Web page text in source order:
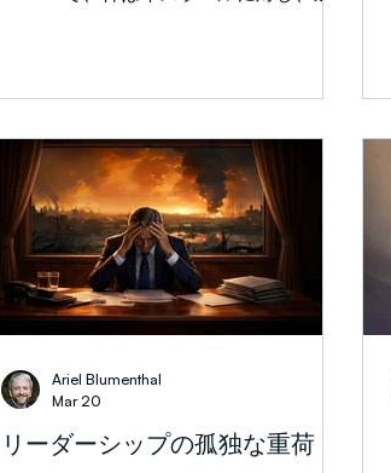
たもう一つの物語が同時に展開されてい
って小麦が熟していく時期を指します。
また、ちょうど二千年前のこの季節に、
復活したイェシュアは40日間にわた
り、神の国について弟子たちに語られま
した（使徒1:3）。使徒の働きの著者ル
カは、この40日間の教えと対話を、弟
子たちの有名なこの問いによって要約し
ています。「主よ、今こそイスラエルの
ために御国を回復してくださるのです
か。」（使徒1:6）イェシュアの御国に
ついての教えは、ダビデ的、メシア的な
イスラエルの回復と深く関わっていまし
リーダーシップの孤独な重荷
Ariel Blumenthal
Mar 20